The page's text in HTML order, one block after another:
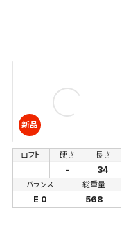
新品
ロフト 硬さ
-
長さ
34
バランス
E 0
総重量
568